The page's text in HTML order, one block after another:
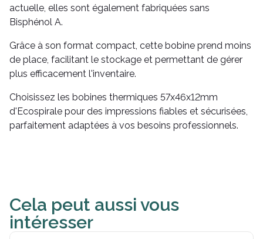
actuelle, elles sont également fabriquées sans
Bisphénol A.
Grâce à son format compact, cette bobine prend moins
de place, facilitant le stockage et permettant de gérer
plus efficacement l'inventaire.
Choisissez les bobines thermiques 57x46x12mm
d'Ecospirale pour des impressions fiables et sécurisées,
parfaitement adaptées à vos besoins professionnels.
Cela peut aussi vous
intéresser